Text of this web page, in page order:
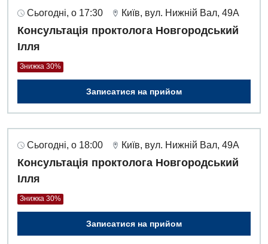
Дитяча оториноларингологія
Дитяча офтальмологія
Дитяча урологія
Педіатрія
Сьогодні, о 17:30 Київ, вул. Нижній Вал, 49А
Консультація проктолога Новгородський
Ілля
Знижка 30%
Записатися на прийом
Сьогодні, о 18:00 Київ, вул. Нижній Вал, 49А
Консультація проктолога Новгородський
Ілля
Знижка 30%
Записатися на прийом